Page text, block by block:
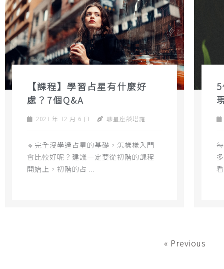
【課程】學習占星有什麼好
處？7個Q&A
2021 年 12 月 6 日 聊星座談塔羅
🔹完全沒學過占星的基礎，怎樣樣入門
會比較好呢？建議一定要從初階的課程
開始上，初階的占 ...
« Previous